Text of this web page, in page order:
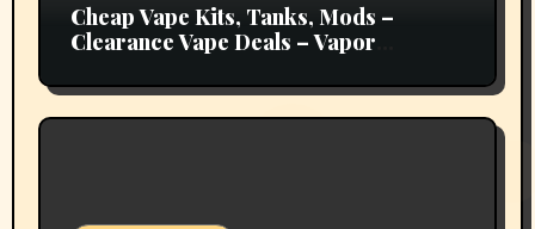
Cheap Vape Kits, Tanks, Mods –
Clearance Vape Deals – Vapor